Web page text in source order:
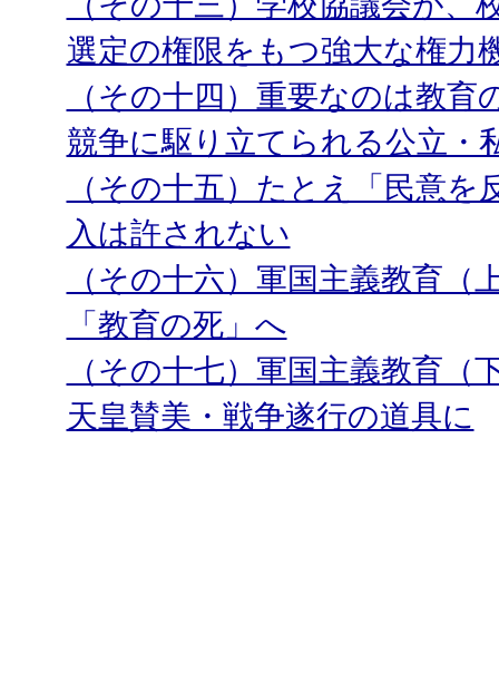
選定の権限をもつ強大な権力
（その十四）重要なのは教
競争に駆り立てられる公立・
（その十五）たとえ「民意
入は許されない
（その十六）軍国主義教育
「教育の死」へ
（その十七）軍国主義教育
天皇賛美・戦争遂行の道具に